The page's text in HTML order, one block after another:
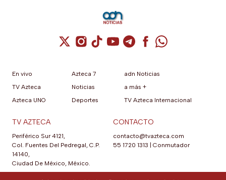
Cuenta de X / Twitter (se abre en una
Cuenta de Instagram (se abre en una
Cuenta de TikTok (se abre en
Cuenta de YouTube (se abre
Cuenta de Telegram (se
Cuenta de
Cuenta de
En vivo
TV Azteca
Azteca UNO
Azteca 7
Noticias
Deportes
adn Noticias
a más +
TV Azteca Internacional
TV AZTECA
Periférico Sur 4121,
Col. Fuentes Del Pedregal, C.P.
14140,
Ciudad De México, México.
CONTACTO
contacto@tvazteca.com
55 1720 1313
Conmutador